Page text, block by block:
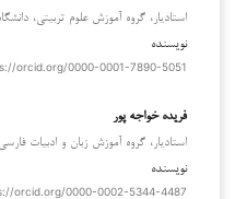
استادیار، گروه آموزش علوم تربیتی،
نویسنده
orcid.org/0000-0001-7890-5051
فریده خواجه پور
استادیار، گروه آموزش زبان و ادبیات
نویسنده
orcid.org/0000-0002-5344-4487